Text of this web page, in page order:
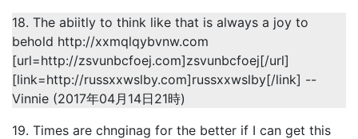
18. The abiitly to think like that is always a joy to
behold http://xxmqlqybvnw.com
[url=http://zsvunbcfoej.com]zsvunbcfoej[/url]
[link=http://russxxwslby.com]russxxwslby[/link] --
Vinnie (2017年04月14日21時)
19. Times are chnginag for the better if I can get this